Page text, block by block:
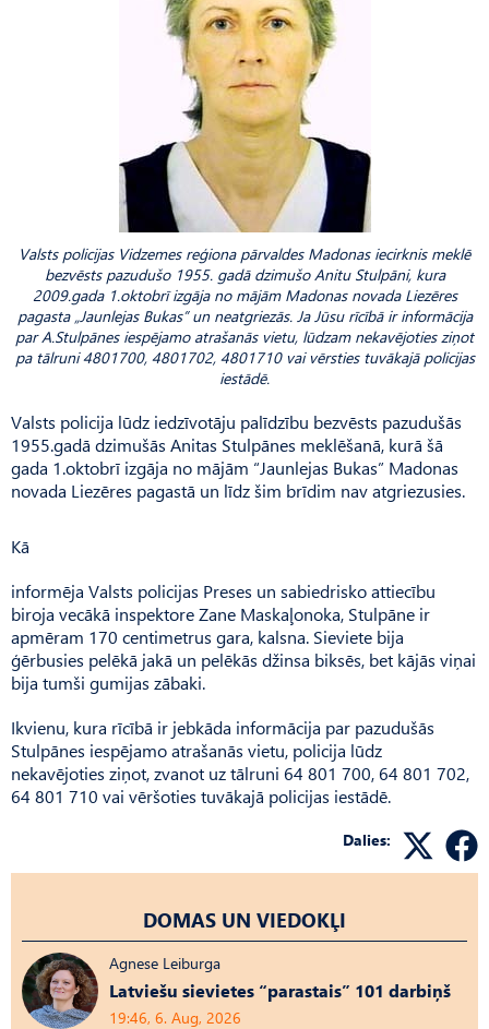
Valsts policijas Vidzemes reģiona pārvaldes Madonas iecirknis meklē
bezvēsts pazudušo 1955. gadā dzimušo Anitu Stulpāni, kura
2009.gada 1.oktobrī izgāja no mājām Madonas novada Liezēres
pagasta „Jaunlejas Bukas” un neatgriezās. Ja Jūsu rīcībā ir informācija
par A.Stulpānes iespējamo atrašanās vietu, lūdzam nekavējoties ziņot
pa tālruni 4801700, 4801702, 4801710 vai vērsties tuvākajā policijas
iestādē.
Valsts policija lūdz iedzīvotāju palīdzību bezvēsts pazudušās
1955.gadā dzimušās Anitas Stulpānes meklēšanā, kurā šā
gada 1.oktobrī izgāja no mājām “Jaunlejas Bukas” Madonas
novada Liezēres pagastā un līdz šim brīdim nav atgriezusies.
Kā
informēja Valsts policijas Preses un sabiedrisko attiecību
biroja vecākā inspektore Zane Maskaļonoka, Stulpāne ir
apmēram 170 centimetrus gara, kalsna. Sieviete bija
ģērbusies pelēkā jakā un pelēkās džinsa biksēs, bet kājās viņai
bija tumši gumijas zābaki.
Ikvienu, kura rīcībā ir jebkāda informācija par pazudušās
Stulpānes iespējamo atrašanās vietu, policija lūdz
nekavējoties ziņot, zvanot uz tālruni 64 801 700, 64 801 702,
64 801 710 vai vēršoties tuvākajā policijas iestādē.
Dalies:
DOMAS UN VIEDOKĻI
Agnese Leiburga
Latviešu sievietes “parastais” 101 darbiņš
19:46, 6. Aug, 2026